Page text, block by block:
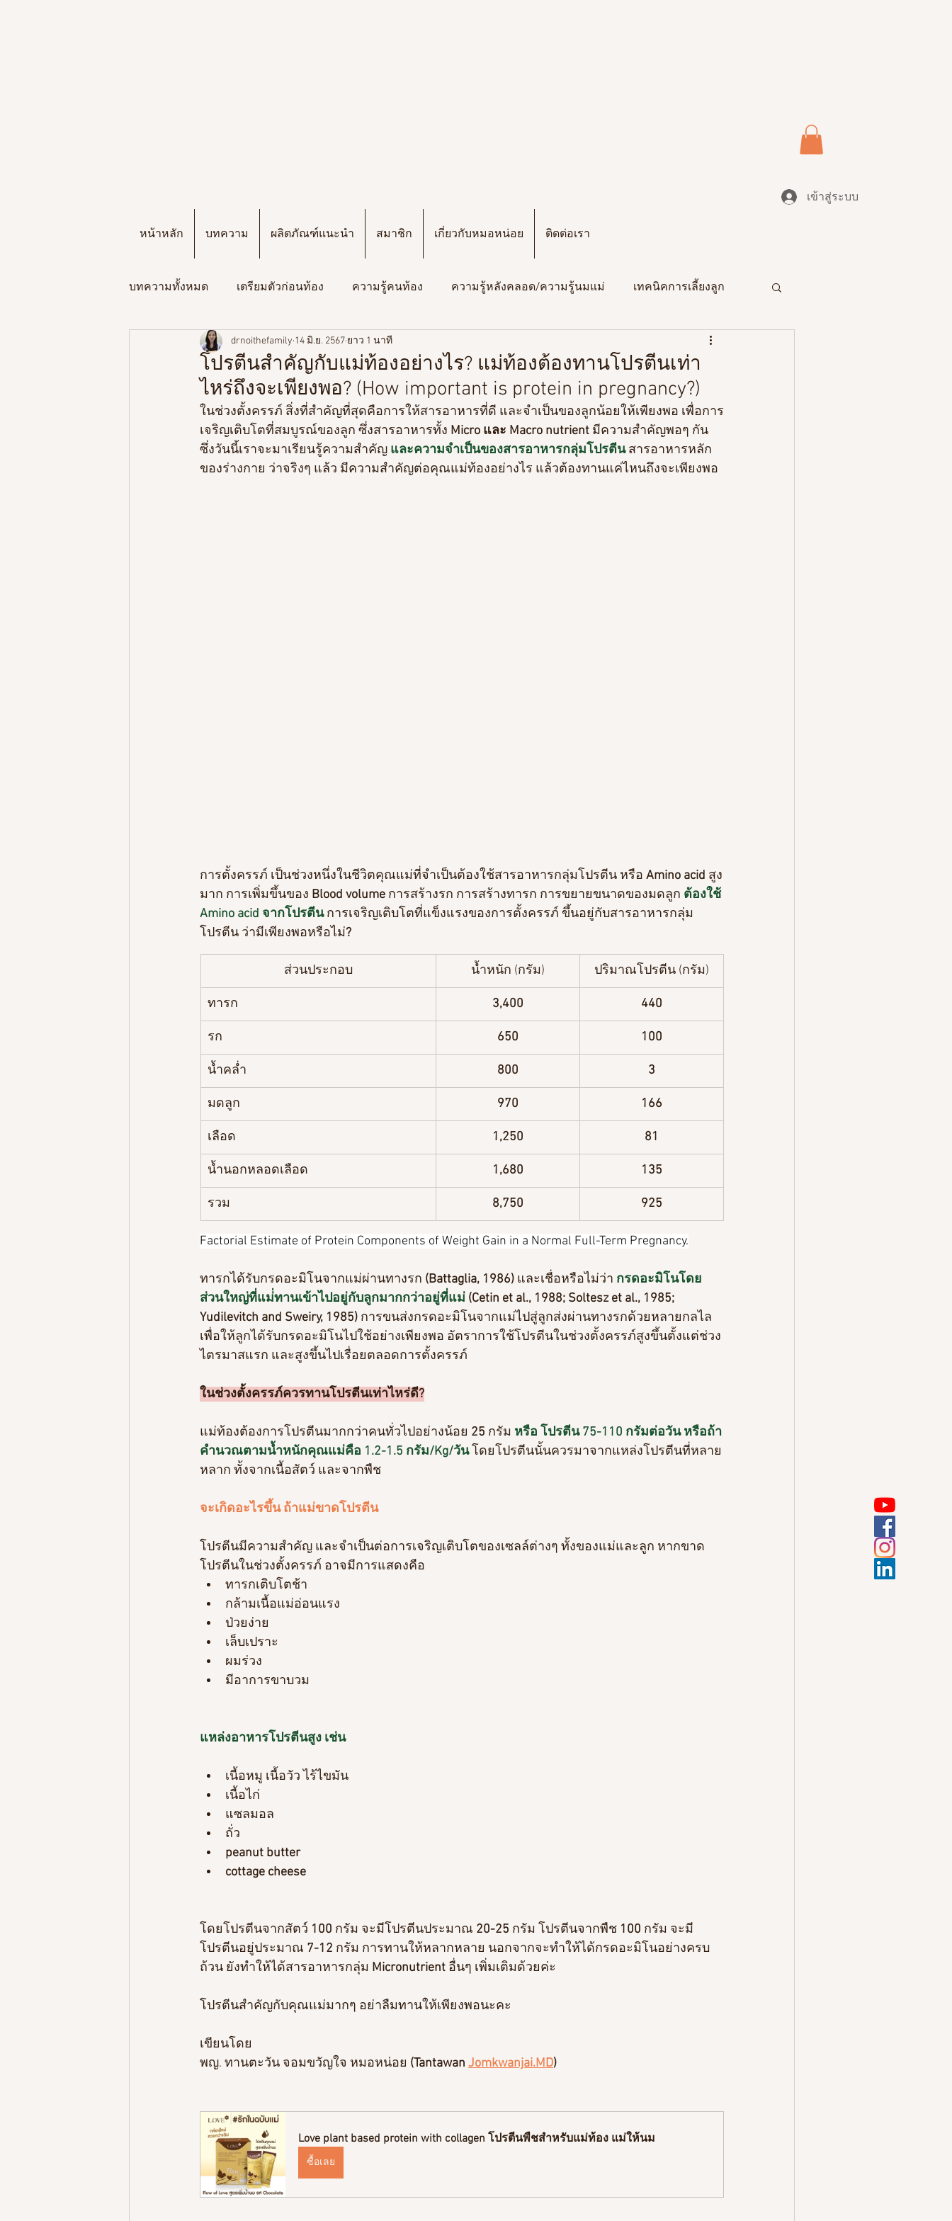
หน้าหลัก บทความ ผลิตภัณฑ์แนะนำ สมาชิก เกี่ยวกับหมอหน่อย ติดต่อเรา
เข้าสู่ระบบ
บทความทั้งหมด เตรียมตัวก่อนท้อง ความรู้คนท้อง ความรู้หลังคลอด/ความรู้นมแม่ เทคนิคการเลี้ยงลูก
พัฒนาการตามช่วงวัย ความรู้เกี่ยวกับวิตามิน
สูตรอาหารลูกน้อย
โปรตีนสำคัญกับแม่ท้องอย่างไร? แม่ท้องต้องทานโปรตีนเท่า
ไหร่ถึงจะเพียงพอ? (How important is protein in pregnancy?)
drnoithefamily 14 มิ.ย. 2567 ยาว 1 นาที
ในช่วงตั้งครรภ์ สิ่งที่สำคัญที่สุดคือการให้สารอาหารที่ดี และจำเป็นของลูกน้อยให้เพียงพอ เพื่อการ
เจริญเติบโตที่สมบูรณ์ของลูก ซึ่งสารอาหารทั้ง Micro และ Macro nutrient มีความสำคัญพอๆ กัน
ซึ่งวันนี้เราจะมาเรียนรู้ความสำคัญ และความจำเป็นของสารอาหารกลุ่มโปรตีน สารอาหารหลัก
ของร่างกาย ว่าจริงๆ แล้ว มีความสำคัญต่อคุณแม่ท้องอย่างไร แล้วต้องทานแค่ไหนถึงจะเพียงพอ
การตั้งครรภ์ เป็นช่วงหนึ่งในชีวิตคุณแม่ที่จำเป็นต้องใช้สารอาหารกลุ่มโปรตีน หรือ Amino acid สูง
มาก การเพิ่มขึ้นของ Blood volume การสร้างรก การสร้างทารก การขยายขนาดของมดลูก ต้องใช้
Amino acid จากโปรตีน การเจริญเติบโตที่แข็งแรงของการตั้งครรภ์ ขึ้นอยู่กับสารอาหารกลุ่ม
โปรตีน ว่ามีเพียงพอหรือไม่?
ส่วนประกอบ น้ำหนัก (กรัม) ปริมาณโปรตีน (กรัม)
ทารก 3,400 440
รก 650 100
น้ำคล่ำ 800 3
มดลูก 970 166
เลือด 1,250 81
น้ำนอกหลอดเลือด 1,680 135
รวม 8,750 925
Factorial Estimate of Protein Components of Weight Gain in a Normal Full-Term Pregnancy.
ทารกได้รับกรดอะมิโนจากแม่ผ่านทางรก (Battaglia, 1986) และเชื่อหรือไม่ว่า กรดอะมิโนโดย
ส่วนใหญ่ที่แม่่ทานเข้าไปอยู่กับลูกมากกว่าอยู่ที่แม่ (Cetin et al., 1988; Soltesz et al., 1985;
Yudilevitch and Sweiry, 1985) การขนส่งกรดอะมิโนจากแม่ไปสู่ลูกส่งผ่านทางรกด้วยหลายกลไล
เพื่อให้ลูกได้รับกรดอะมิโนไปใช้อย่างเพียงพอ อัตราการใช้โปรตีนในช่วงตั้งครรภ์สูงขึ้นตั้งแต่ช่วง
ไตรมาสแรก และสูงขึ้นไปเรื่อยตลอดการตั้งครรภ์
ในช่วงตั้งครรภ์ควรทานโปรตีนเท่าไหร่ดี?
แม่ท้องต้องการโปรตีนมากกว่าคนทั่วไปอย่างน้อย 25 กรัม หรือ โปรตีน 75-110 กรัมต่อวัน หรือถ้า
คำนวณตามน้ำหนักคุณแม่คือ 1.2-1.5 กรัม/Kg/วัน โดยโปรตีนนั้นควรมาจากแหล่งโปรตีนที่หลาย
หลาก ทั้งจากเนื้อสัตว์ และจากพืช
จะเกิดอะไรขึ้น ถ้าแม่ขาดโปรตีน
โปรตีนมีความสำคัญ และจำเป็นต่อการเจริญเติบโตของเซลล์ต่างๆ ทั้งของแม่และลูก หากขาด
โปรตีนในช่วงตั้งครรภ์ อาจมีการแสดงคือ
ทารกเติบโตช้า
กล้ามเนื้อแม่อ่อนแรง
ป่วยง่าย
เล็บเปราะ
ผมร่วง
มีอาการขาบวม
แหล่งอาหารโปรตีนสูง เช่น
เนื้อหมู เนื้อวัว ไร้ไขมัน
เนื้อไก่
แซลมอล
ถั่ว
peanut butter
cottage cheese
โดยโปรตีนจากสัตว์ 100 กรัม จะมีโปรตีนประมาณ 20-25 กรัม โปรตีนจากพืช 100 กรัม จะมี
โปรตีนอยู่ประมาณ 7-12 กรัม การทานให้หลากหลาย นอกจากจะทำให้ได้กรดอะมิโนอย่างครบ
ถ้วน ยังทำให้ได้สารอาหารกลุ่ม Micronutrient อื่นๆ เพิ่มเติมด้วยค่ะ
โปรตีนสำคัญกับคุณแม่มากๆ อย่าลืมทานให้เพียงพอนะคะ
เขียนโดย
พญ. ทานตะวัน จอมขวัญใจ หมอหน่อย (Tantawan Jomkwanjai.MD)
Love plant based protein with collagen โปรตีนพืชสำหรับแม่ท้อง แม่ให้นม
ซื้อเลย